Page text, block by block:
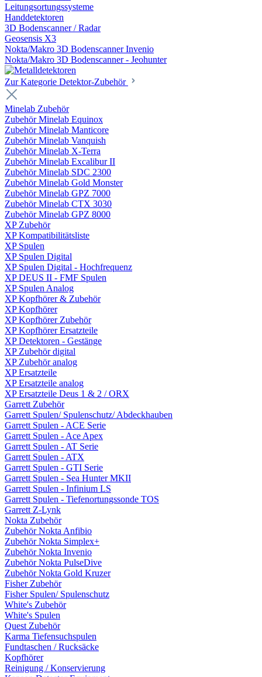
Leitungsortungssysteme
Handdetektoren
3D Bodenscanner / Radar
Geosensis X3
Nokta/Makro 3D Bodenscanner Invenio
Nokta/Makro 3D Bodenscanner - Jeohunter
Zur Kategorie Detektor-Zubehör
Minelab Zubehör
Zubehör Minelab Equinox
Zubehör Minelab Manticore
Zubehör Minelab Vanquish
Zubehör Minelab X-Terra
Zubehör Minelab Excalibur II
Zubehör Minelab SDC 2300
Zubehör Minelab Gold Monster
Zubehör Minelab GPZ 7000
Zubehör Minelab CTX 3030
Zubehör Minelab GPZ 8000
XP Zubehör
XP Kompatibilitätsliste
XP Spulen
XP Spulen Digital
XP Spulen Digital - Hochfrequenz
XP DEUS II - FMF Spulen
XP Spulen Analog
XP Kopfhörer & Zubehör
XP Kopfhörer
XP Kopfhörer Zubehör
XP Kopfhörer Ersatzteile
XP Detektoren - Gestänge
XP Zubehör digital
XP Zubehör analog
XP Ersatzteile
XP Ersatzteile analog
XP Ersatzteile Deus 1 & 2 / ORX
Garrett Zubehör
Garrett Spulen/ Spulenschutz/ Abdeckhauben
Garrett Spulen - ACE Serie
Garrett Spulen - Ace Apex
Garrett Spulen - AT Serie
Garrett Spulen - ATX
Garrett Spulen - GTI Serie
Garrett Spulen - Sea Hunter MKII
Garrett Spulen - Infinium LS
Garrett Spulen - Tiefenortungssonde TOS
Garrett Z-Lynk
Nokta Zubehör
Zubehör Nokta Anfibio
Zubehör Nokta Simplex+
Zubehör Nokta Invenio
Zubehör Nokta PulseDive
Zubehör Nokta Gold Kruzer
Fisher Zubehör
Fisher Spulen/ Spulenschutz
White's Zubehör
White's Spulen
Quest Zubehör
Karma Tiefensuchspulen
Fundtaschen / Rucksäcke
Kopfhörer
Reinigung / Konservierung